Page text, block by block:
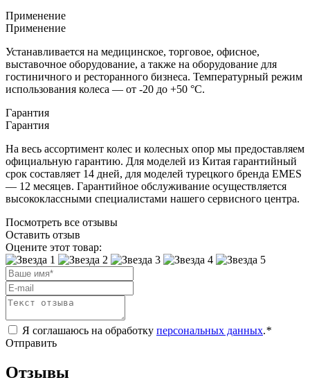
Применение
Применение
Устанавливается на медицинское, торговое, офисное,
выставочное оборудование, а также на оборудование для
гостиничного и ресторанного бизнеса. Температурный режим
использования колеса — от -20 до +50 °С.
Гарантия
Гарантия
На весь ассортимент колес и колесных опор мы предоставляем
официальную гарантию. Для моделей из Китая гарантийный
срок составляет 14 дней, для моделей турецкого бренда EMES
— 12 месяцев. Гарантийное обслуживание осуществляется
высококлассными специалистами нашего сервисного центра.
Посмотреть все отзывы
Оставить отзыв
Оцените этот товар:
Я соглашаюсь на обработку персональных данных.*
Отправить
Отзывы